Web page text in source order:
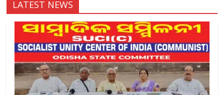
LATEST NEWS